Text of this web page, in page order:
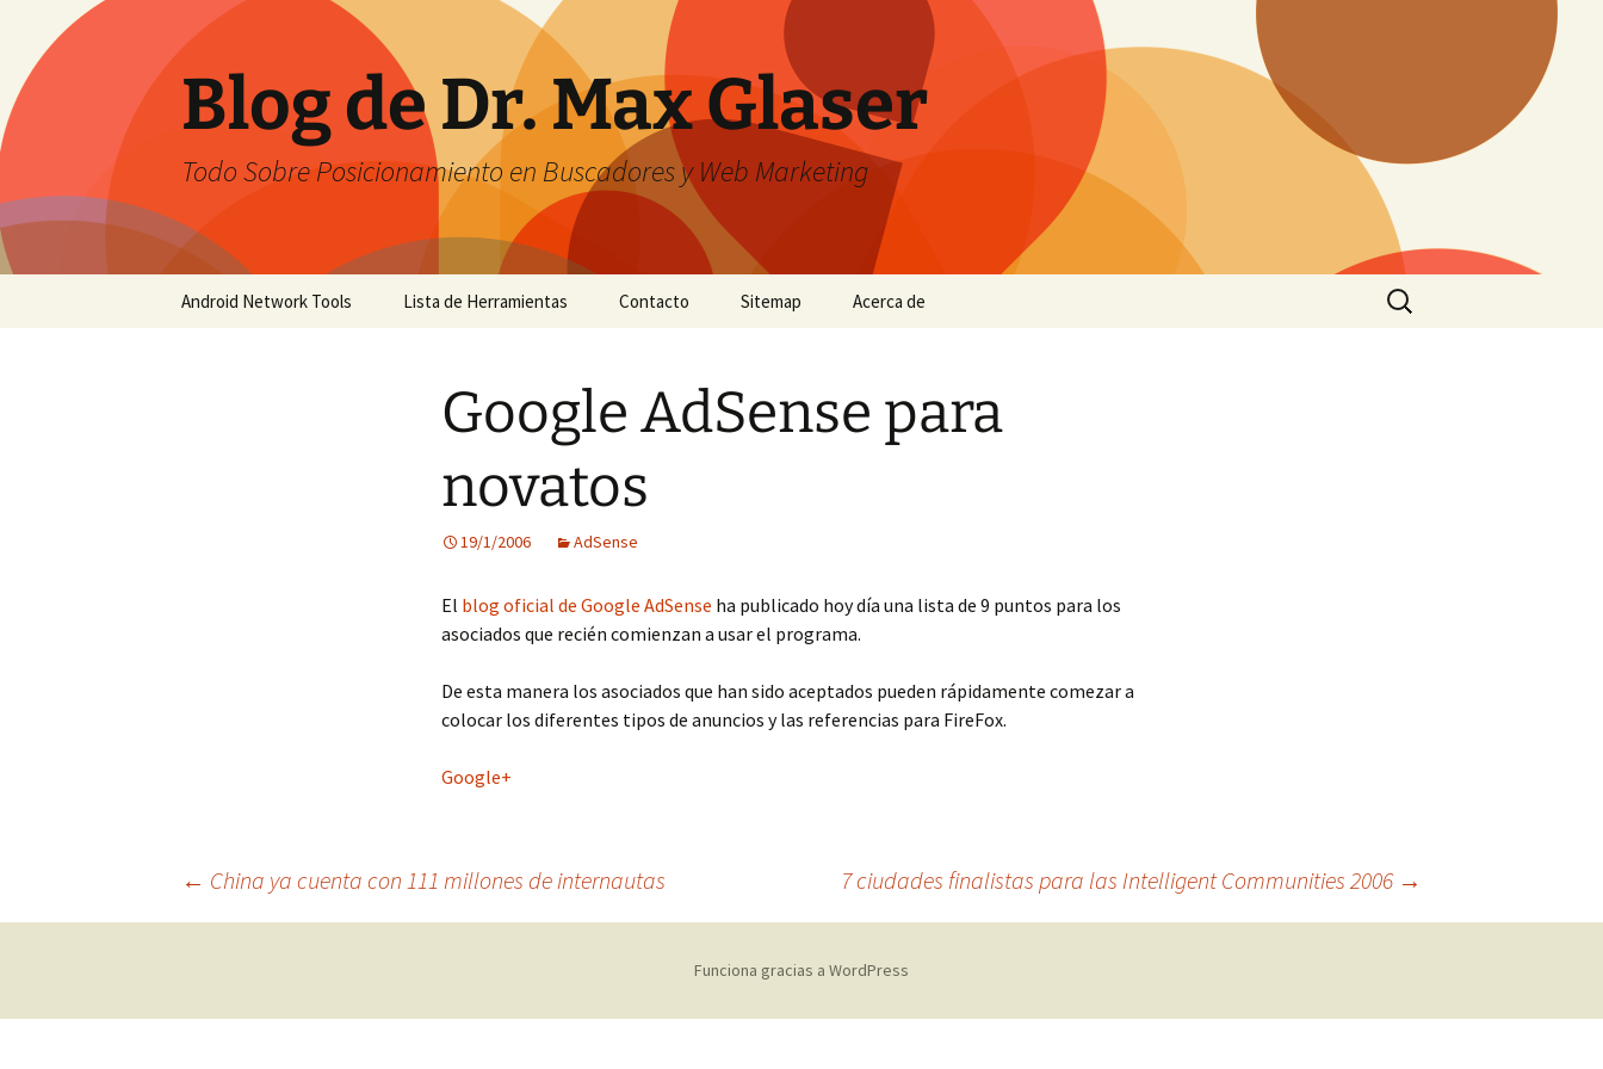
contenido
Blog de Dr. Max Glaser
Todo Sobre Posicionamiento en Buscadores y Web Marketing
Android Network Tools Lista de Herramientas Contacto Sitemap Acerca de
Buscar:
Google AdSense para
novatos
19/1/2006 AdSense
El blog oficial de Google AdSense ha publicado hoy día una lista de 9 puntos para los
asociados que recién comienzan a usar el programa.
De esta manera los asociados que han sido aceptados pueden rápidamente comezar a
colocar los diferentes tipos de anuncios y las referencias para FireFox.
Google+
Navegación
← China ya cuenta con 111 millones de internautas 7 ciudades finalistas para las Intelligent Communities 2006 →
Funciona gracias a WordPress